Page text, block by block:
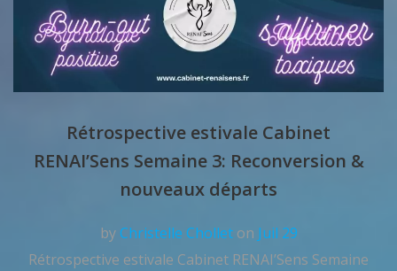
Rétrospective estivale Cabinet
RENAI’Sens Semaine 3: Reconversion &
nouveaux départs
by Christelle Chollet on Juil 29
Rétrospective estivale Cabinet RENAI’Sens Semaine